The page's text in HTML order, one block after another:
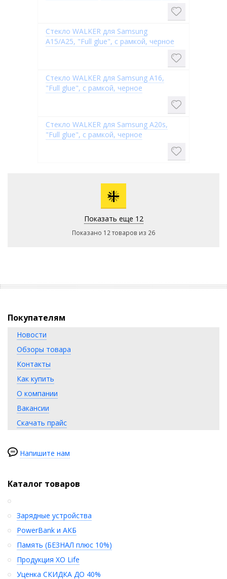
Стекло WALKER для Samsung
A15/A25, "Full glue", с рамкой, черное
Стекло WALKER для Samsung A16,
"Full glue", с рамкой, черное
Стекло WALKER для Samsung A20s,
"Full glue", с рамкой, черное
+
Показать еще 12
Показано 12 товаров из 26
Покупателям
Новости
Обзоры товара
Контакты
Как купить
О компании
Вакансии
Скачать прайс
Напишите нам
Каталог товаров
Зарядные устройства
PowerBank и АКБ
Память (БЕЗНАЛ плюс 10%)
Продукция XO Life
Уценка СКИДКА ДО 40%